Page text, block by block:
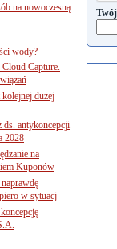
na nowoczesną
wody?
Capture.
dużej
ds. antykoncepcji
2028
na
Kuponów
w sytuacj